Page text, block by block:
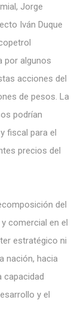
Jorge
Iván Duque
por algunos
acciones del
de pesos. La
podrían
fiscal para el
precios del
del
comercial en el
estratégico ni
nación, hacia
capacidad
y el